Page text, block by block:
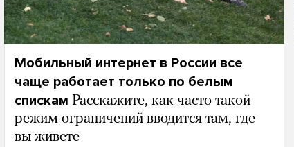
Мобильный интернет в России все
чаще работает только по белым
спискам Расскажите, как часто такой
режим ограничений вводится там, где
вы живете